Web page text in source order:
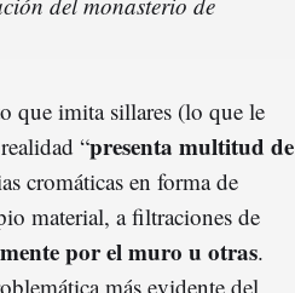
que imita sillares (lo que le
“presenta multitud de
cromáticas en forma de
material, a filtraciones de
por el muro u otras.
más evidente del